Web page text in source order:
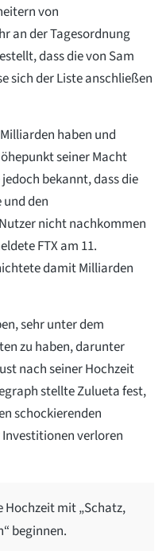
von
an der Tagesordnung
dass die von Sam
sich der Liste anschließen
haben und
seiner Macht
bekannt, dass die
den
nicht nachkommen
FTX am 11.
damit Milliarden
sehr unter dem
zu haben, darunter
nach seiner Hochzeit
stellte Zulueta fest,
schockierenden
verloren
Hochzeit mit „Schatz,
beginnen.